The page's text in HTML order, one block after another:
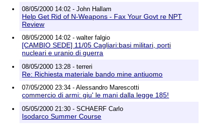
08/05/2000 14:02 - John Hallam
Help Get Rid of N-Weapons - Fax Your Govt re NPT
Review
08/05/2000 14:02 - walter falgio
[CAMBIO SEDE] 11/05 Cagliari:basi militari, porti
nucleari e uranio di guerra
08/05/2000 13:28 - terreri
Re: Richiesta materiale bando mine antiuomo
07/05/2000 23:34 - Alessandro Marescotti
commercio di armi: giu' le mani dalla legge 185!
05/05/2000 21:30 - SCHAERF Carlo
Isodarco Summer Course